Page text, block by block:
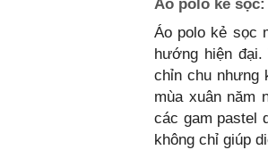
Áo polo kẻ
Áo polo kẻ sọc
hướng hiện
chỉn chu nhưng
mùa xuân năm
các gam pastel
không chỉ giúp